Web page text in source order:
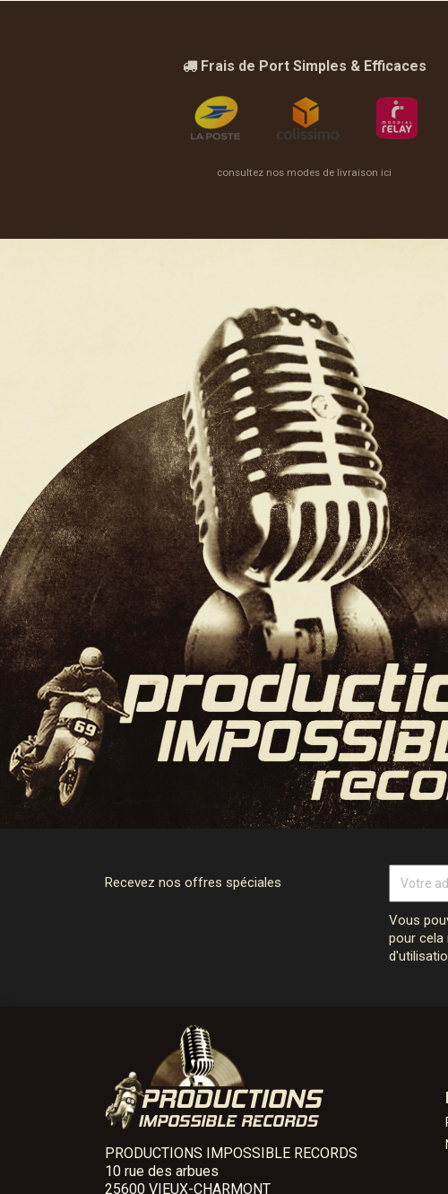
Frais de Port Simples & Efficaces
consultez nos modes de livraison ici
Recevez nos offres spéciales
Vous
pour
PRODUCTIONS IMPOSSIBLE RECORDS
10 rue des arbues
25600 VIEUX-CHARMONT